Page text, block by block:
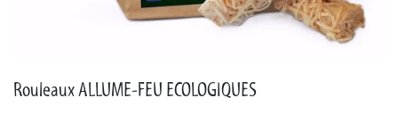
Rouleaux ALLUME-FEU ECOLOGIQUES